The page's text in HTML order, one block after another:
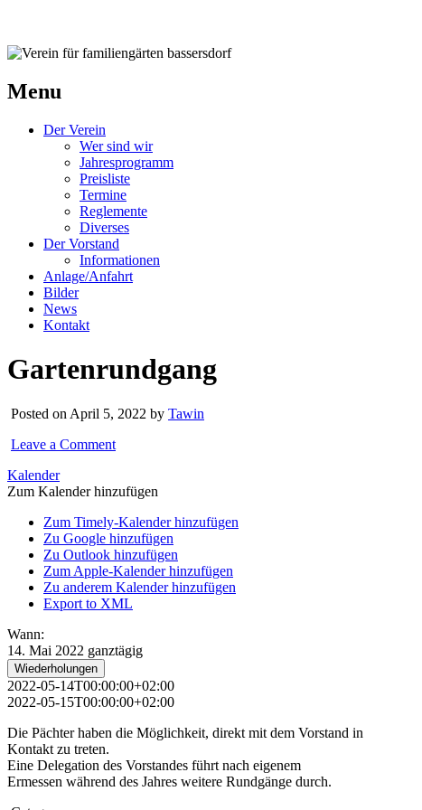
Menu
Der Verein
Wer sind wir
Jahresprogramm
Preisliste
Termine
Reglemente
Diverses
Der Vorstand
Informationen
Anlage/Anfahrt
Bilder
News
Kontakt
Gartenrundgang
Posted on April 5, 2022 by Tawin
Leave a Comment
Kalender
Zum Kalender hinzufügen
Zum Timely-Kalender hinzufügen
Zu Google hinzufügen
Zu Outlook hinzufügen
Zum Apple-Kalender hinzufügen
Zu anderem Kalender hinzufügen
Export to XML
Wann:
14. Mai 2022 ganztägig
Wiederholungen
2022-05-14T00:00:00+02:00
2022-05-15T00:00:00+02:00
Die Pächter haben die Möglichkeit, direkt mit dem Vorstand in
Kontakt zu treten.
Eine Delegation des Vorstandes führt nach eigenem
Ermessen während des Jahres weitere Rundgänge durch.